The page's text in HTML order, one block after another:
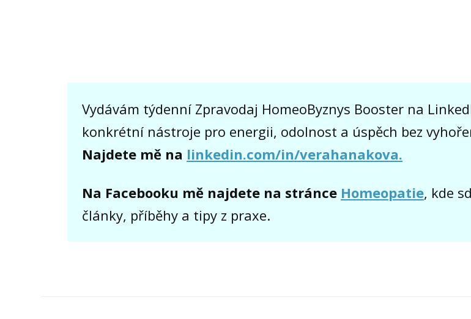
Vydávám týdenní Zpravodaj HomeoByznys Booster na
konkrétní nástroje pro energii, odolnost a úspěch bez
Najdete mě na linkedin.com/in/verahanakova.
Na Facebooku mě najdete na stránce Homeopatie, kde
články, příběhy a tipy z praxe.